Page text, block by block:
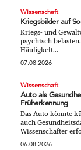
Wissenschaft
Kriegsbilder auf
Kriegs- und
psychisch
Häufigkeit...
07.08.2026
Wissenschaft
Auto als
Früherkennung
Das Auto könnte
auch
Wissenschafter
06.08.2026